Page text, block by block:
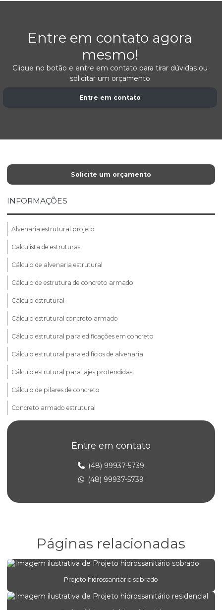
Entre em contato agora
mesmo!
Clique no botão e entre em contato para tirar dúvidas ou
solicitar um orçamento
Entre em contato
Solicite um orçamento
INFORMAÇÕES
Alvenaria estrutural projeto
Calculista de estruturas
Cálculo de alvenaria estrutural
Cálculo de estrutura de concreto armado
Cálculo estrutural
Cálculo estrutural concreto armado
Cálculo estrutural para edificações em concreto
Cálculo estrutural para edifícios de alvenaria
Cálculo estrutural para lajes protendidas
Cálculo de pilares de concreto
Concreto armado estrutural
Elaboração de projeto estrutural
Empresa de projeto concreto protendido
Empresa de projeto estrutural
Engenharia de concreto armado para empresas
Engenharia estrutural para edifícios comerciais
Entre em contato
(48) 99937-5739
(48) 99937-5739
Páginas relacionadas
Projeto hidrossanitário sobrado